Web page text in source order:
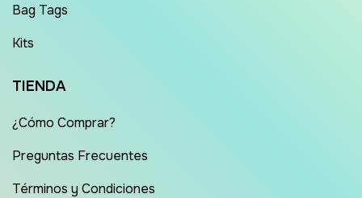
Bag Tags
Kits
TIENDA
¿Cómo Comprar?
Preguntas Frecuentes
Términos y Condiciones